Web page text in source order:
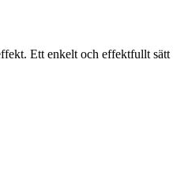
Ett enkelt och effektfullt